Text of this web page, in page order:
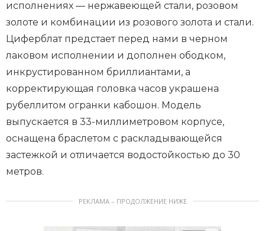
исполнениях — нержавеющей стали, розовом
золоте и комбинации из розового золота и стали.
Циферблат предстает перед нами в черном
лаковом исполнении и дополнен ободком,
инкрустированном бриллиантами, а
корректирующая головка часов украшена
рубеллитом огранки кабошон. Модель
выпускается в 33-миллиметровом корпусе,
оснащена браслетом с раскладывающейся
застежкой и отличается водостойкостью до 30
метров.
РЕКЛАМА – ПРОДОЛЖЕНИЕ НИЖЕ